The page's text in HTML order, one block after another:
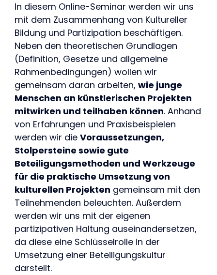
In diesem Online-Seminar werden wir uns
mit dem Zusammenhang von Kultureller
Bildung und Partizipation beschäftigen.
Neben den theoretischen Grundlagen
(Definition, Gesetze und allgemeine
Rahmenbedingungen) wollen wir
gemeinsam daran arbeiten, wie junge
Menschen an künstlerischen Projekten
mitwirken und teilhaben können. Anhand
von Erfahrungen und Praxisbeispielen
werden wir die Voraussetzungen,
Stolpersteine sowie gute
Beteiligungsmethoden und Werkzeuge
für die praktische Umsetzung von
kulturellen Projekten gemeinsam mit den
Teilnehmenden beleuchten. Außerdem
werden wir uns mit der eigenen
partizipativen Haltung auseinandersetzen,
da diese eine Schlüsselrolle in der
Umsetzung einer Beteiligungskultur
darstellt.